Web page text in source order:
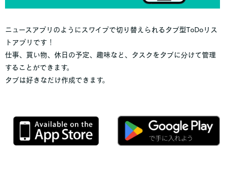
ニュースアプリのようにスワイプで切り替えられるタブ型ToDoリス
トアプリです！
仕事、買い物、休日の予定、趣味など、タスクをタブに分けて管理
することができます。
タブは好きなだけ作成できます。